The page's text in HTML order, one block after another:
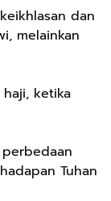
dan
melainkan
ketika
Tuhan
Rp77.557